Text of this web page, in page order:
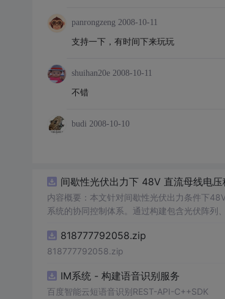
panrongzeng 2008-10-11
支持一下，有时间下来玩玩
shuihan20e 2008-10-11
不错
budi 2008-10-10
间歇性光伏出力下 48V 直流母线电
内容概要：本文针对间歇性光伏出力条件下
系统的协同控制体系。通过构建包含光伏阵列
压外环与电流内环双闭环控制策略，确保在光
模型，验证了控制策略在多种扰动场景下的有
与仿真的工程技术人员。; 使用场景及目标：①用于教学与科研中离网型光伏直流微网系统的建模与仿真分析；②指导实际工程中48V直
流微网的电压稳定控制与储能协调管理方案设计
818777792058.zip
818777792058.zip
IM系统 - 构建语音识别服务
百度智能云短语音识别REST-API-C++SDK